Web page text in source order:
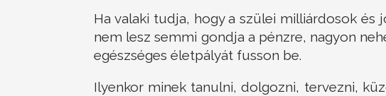
Ha valaki tudja, hogy a szülei milliárdosok és
nem lesz semmi gondja a pénzre, nagyon
egészséges életpályát fusson be.
Ilyenkor minek tanulni, dolgozni, tervezni,